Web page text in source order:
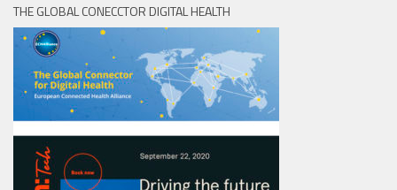
THE GLOBAL CONECCTOR DIGITAL HEALTH